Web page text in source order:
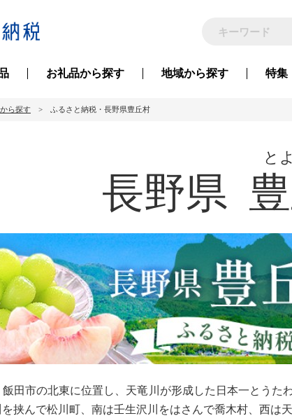
お礼品から探す 地域から探す 特集
ら探す ふるさと納税・長野県豊丘村
長野県
と
田市の北東に位置し、天竜川が形成した日本一とう
挟んで松川町、南は壬生沢川をはさんで喬木村、西は